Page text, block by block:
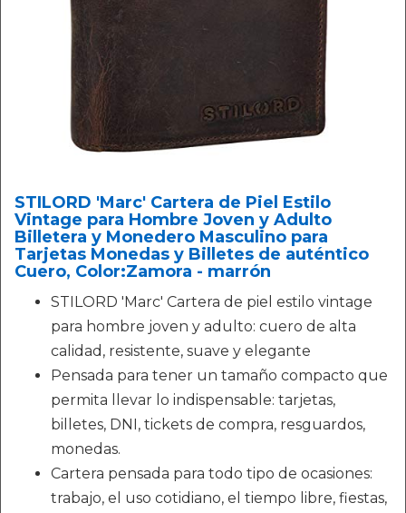
STILORD 'Marc' Cartera de Piel Estilo
Vintage para Hombre Joven y Adulto
Billetera y Monedero Masculino para
Tarjetas Monedas y Billetes de auténtico
Cuero, Color:Zamora - marrón
STILORD 'Marc' Cartera de piel estilo vintage
para hombre joven y adulto: cuero de alta
calidad, resistente, suave y elegante
Pensada para tener un tamaño compacto que
permita llevar lo indispensable: tarjetas,
billetes, DNI, tickets de compra, resguardos,
monedas.
Cartera pensada para todo tipo de ocasiones:
trabajo, el uso cotidiano, el tiempo libre, fiestas,